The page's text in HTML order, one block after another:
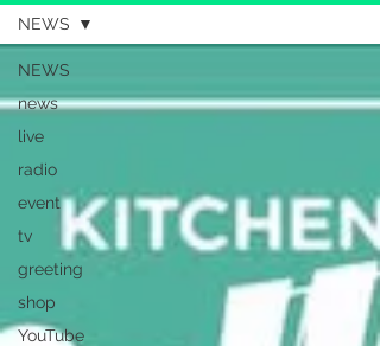
NEWS
news
live
radio
event
tv
greeting
shop
YouTube
NEWS